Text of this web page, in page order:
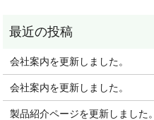
会社案内を更新しました。
会社案内を更新しました。
製品紹介ページを更新しました。